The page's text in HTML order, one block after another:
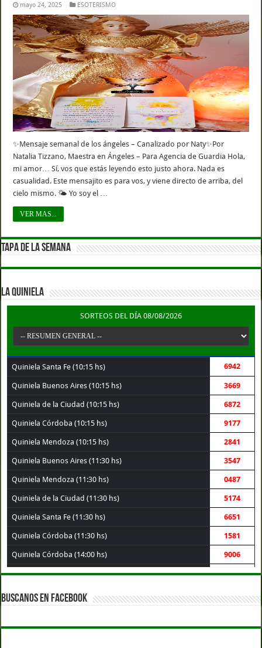
mayo 24, 2025 ESOTERISMO
✨Mensaje semanal de los ángeles – Canalizado por Naty✨Por
Natalia Tizzano, Maestra en Ángeles – Para Agencia de Guardia Hola,
mi amor… Sí, vos que estás leyendo esto justo ahora. Nada es
casualidad. Este mensajito es para vos, y viene directo de arriba, del
cielo mismo. 🌤️ Yo soy el …
VER MAS...
TAPA DE LA SEMANA
LA QUINIELA
SORTEOS DEL DÍA 08/08/2026
Quiniela Santa Fe (10:15 hs) 6942
Quiniela Buenos Aires (10:15 hs) 3669
Quiniela de la Ciudad (10:15 hs) 6872
Quiniela Córdoba (10:15 hs) 9177
Quiniela Mendoza (10:15 hs) 2841
Quiniela Buenos Aires (11:30 hs) 3547
Quiniela Mendoza (11:30 hs) 0487
Quiniela de la Ciudad (11:30 hs) 5174
Quiniela Santa Fe (11:30 hs) 6651
Quiniela Córdoba (11:30 hs) 1581
Quiniela Córdoba (14:00 hs) 9006
Quiniela Santa Fe (14:00 hs) 3069
Quiniela Buenos Aires (14:00 hs)
Quiniela Mendoza (14:00 hs) 7340
BUSCANOS EN FACEBOOK